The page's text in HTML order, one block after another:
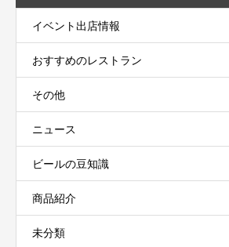
イベント出店情報
おすすめのレストラン
その他
ニュース
ビールの豆知識
商品紹介
未分類